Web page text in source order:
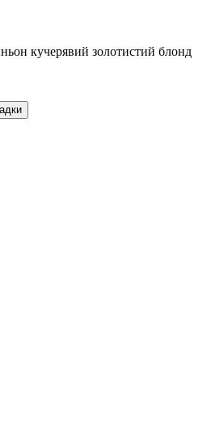
кучерявий золотистий блонд